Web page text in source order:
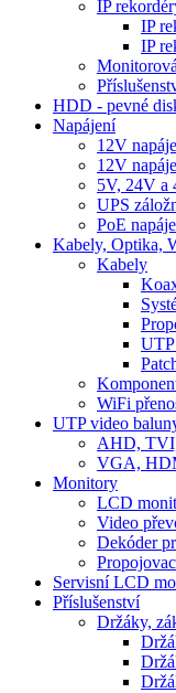
IP
IP
IP
HDD - pevné
Napájení
12V
12V
5V, 24V a
UPS
PoE
Kabely, Optika,
Kabely
WiFi
UTP video
AHD,
VGA,
Monitory
LCD
Video
Dekóder
Servisní LCD
Příslušenství
Držáky,